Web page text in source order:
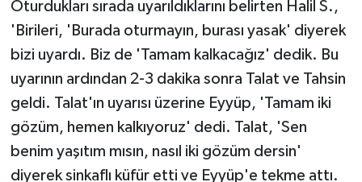
Oturdukları sırada uyarıldıklarını belirten Halil S.,
'Birileri, 'Burada oturmayın, burası yasak' diyerek
bizi uyardı. Biz de 'Tamam kalkacağız' dedik. Bu
uyarının ardından 2-3 dakika sonra Talat ve Tahsin
geldi. Talat'ın uyarısı üzerine Eyyüp, 'Tamam iki
gözüm, hemen kalkıyoruz' dedi. Talat, 'Sen
benim yaşıtım mısın, nasıl iki gözüm dersin'
diyerek sinkaflı küfür etti ve Eyyüp'e tekme attı.